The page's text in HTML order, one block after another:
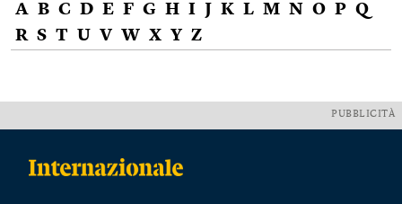
A B C D E F G H I J K L M N O P Q
R S T U V W X Y Z
PUBBLICITÀ